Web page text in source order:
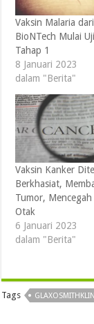
Vaksin Malaria dari
BioNTech Mulai
Tahap 1
8 Januari 2023
dalam "Berita"
Vaksin Kanker
Berkhasiat,
Tumor,
Otak
6 Januari 2023
dalam "Berita"
Tags